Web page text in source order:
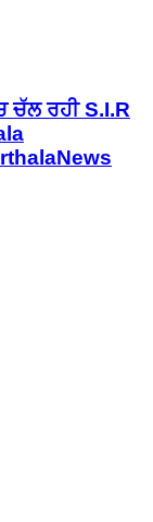
ਚੱਲ ਰਹੀ S.I.R